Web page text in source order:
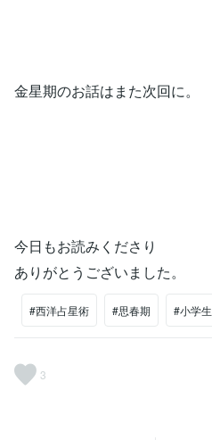
金星期のお話はまた次回に。
今日もお読みくださり
ありがとうございました。
#西洋占星術 #思春期 #小学生
3